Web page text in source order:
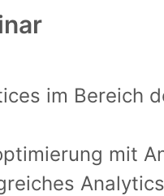
im Bereich
mit